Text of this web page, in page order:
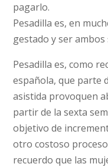
pagarlo.
Pesadilla es, en
gestado y ser
Pesadilla es, como
española, que parte
asistida provoquen
partir de la sexta
objetivo de
otro costoso
recuerdo que las